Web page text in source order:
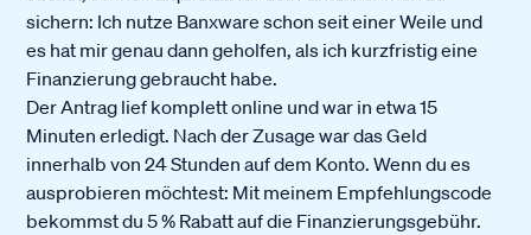
sichern: Ich nutze Banxware schon seit einer Weile und
es hat mir genau dann geholfen, als ich kurzfristig eine
Finanzierung gebraucht habe.
Der Antrag lief komplett online und war in etwa 15
Minuten erledigt. Nach der Zusage war das Geld
innerhalb von 24 Stunden auf dem Konto. Wenn du es
ausprobieren möchtest: Mit meinem Empfehlungscode
bekommst du 5 % Rabatt auf die Finanzierungsgebühr.